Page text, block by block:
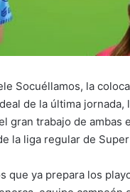
Socuéllamos, la
de la última jornada,
gran trabajo de
la liga regular de
que ya prepara los